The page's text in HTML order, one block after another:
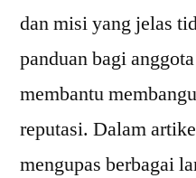
dan misi yang jelas
panduan bagi
membantu
reputasi. Dalam
mengupas berbagai